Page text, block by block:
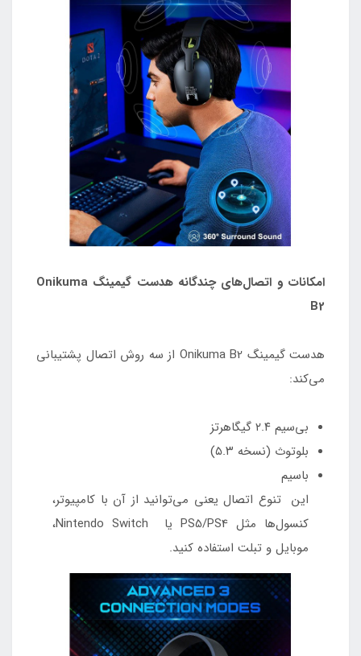
امکانات و اتصال‌های چندگانه هدست گیمینگ Onikuma
B2
هدست گیمینگ Onikuma B2 از سه روش اتصال پشتیبانی
می‌کند:
بی‌سیم ۲.۴ گیگاهرتز
بلوتوث (نسخه ۵.۳)
باسیم
این تنوع اتصال یعنی می‌توانید از آن با کامپیوتر،
کنسول‌ها مثل PS5/PS4 یا Nintendo Switch،
موبایل و تبلت استفاده کنید.